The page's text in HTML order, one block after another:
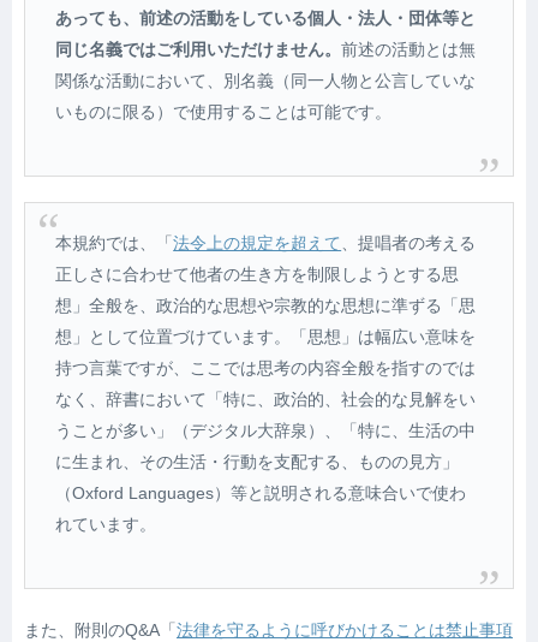
あっても、前述の活動をしている個人・法人・団体等と
同じ名義ではご利用いただけません。前述の活動とは無
関係な活動において、別名義 （同一人物と公言していな
いものに限る） で使用することは可能です。
本規約では、「法令上の規定を超えて
、提唱者の考える
正しさに合わせて他者の生き方を制限しようとする思
想」全般を、政治的な思想や宗教的な思想に準ずる「思
想」として位置づけています。「思想」は幅広い意味を
持つ言葉ですが、ここでは思考の内容全般を指すのでは
なく、辞書において「特に、政治的、社会的な見解をい
うことが多い」（デジタル大辞泉）、「特に、生活の中
に生まれ、その生活・行動を支配する、ものの見方」
（Oxford Languages）等と説明される意味合いで使わ
れています。
また、附則のQ&A「 法律を守るように呼びかけることは禁止事項